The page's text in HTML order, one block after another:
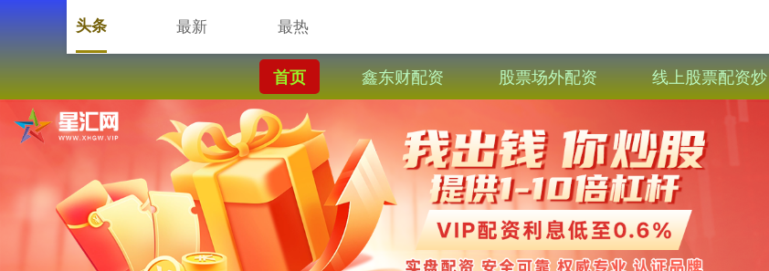
首页 鑫东财配资 股票场外配资 线上股票配资炒
头条 最新 最热